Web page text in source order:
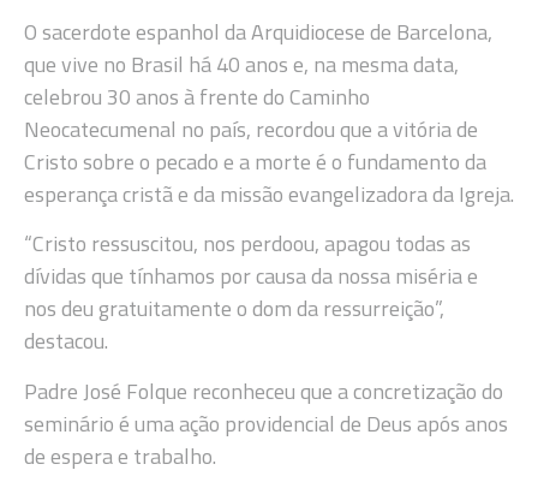
O sacerdote espanhol da Arquidiocese de Barcelona,
que vive no Brasil há 40 anos e, na mesma data,
celebrou 30 anos à frente do Caminho
Neocatecumenal no país, recordou que a vitória de
Cristo sobre o pecado e a morte é o fundamento da
esperança cristã e da missão evangelizadora da Igreja.
“Cristo ressuscitou, nos perdoou, apagou todas as
dívidas que tínhamos por causa da nossa miséria e
nos deu gratuitamente o dom da ressurreição”,
destacou.
Padre José Folque reconheceu que a concretização do
seminário é uma ação providencial de Deus após anos
de espera e trabalho.